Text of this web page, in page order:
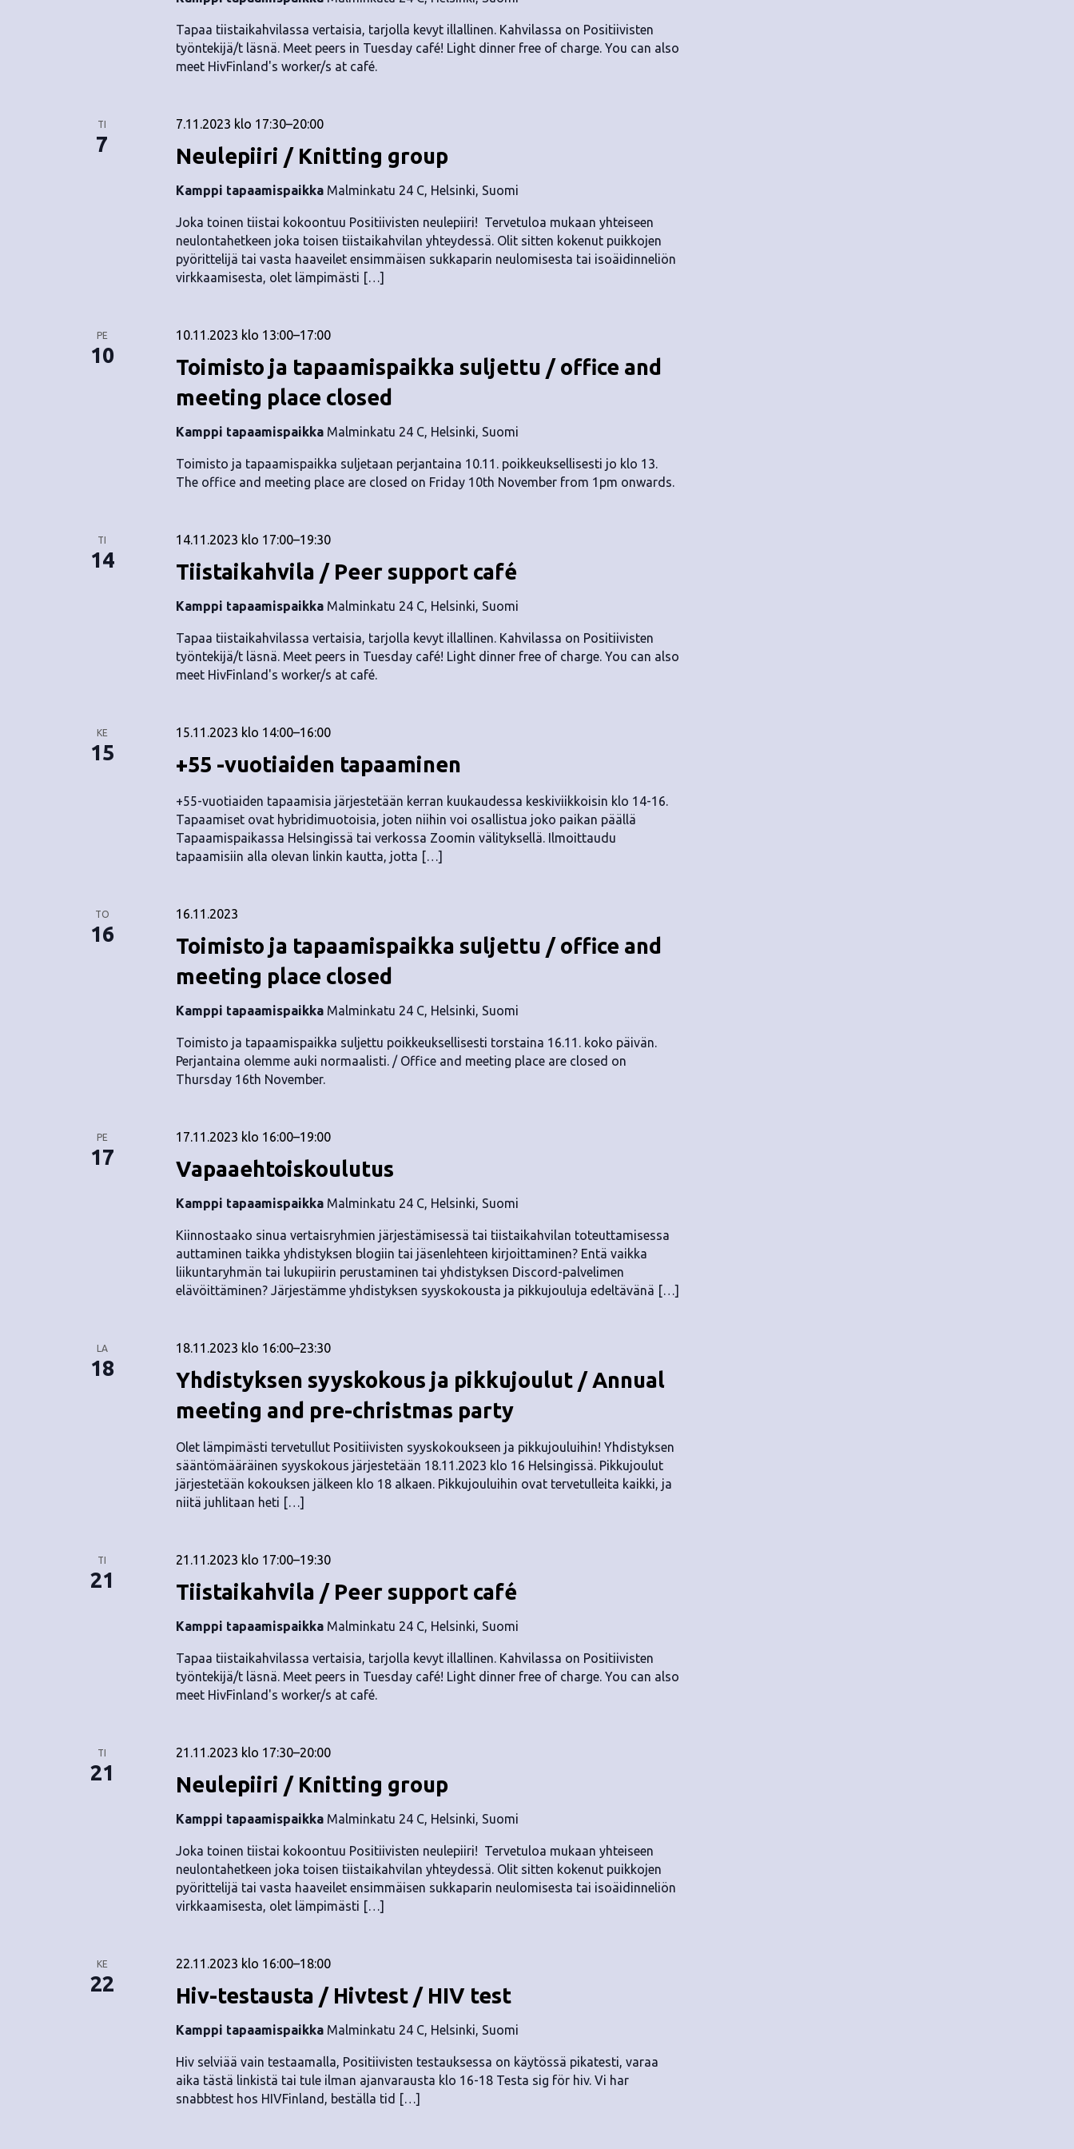
Tapaa tiistaikahvilassa vertaisia, tarjolla kevyt illallinen. Kahvilassa on Positiivisten
työntekijä/t läsnä. Meet peers in Tuesday café! Light dinner free of charge. You can also
meet HivFinland's worker/s at café.
TI
7 Neulepiiri / Knitting group
7.11.2023 klo 17:30–20:00
Kamppi tapaamispaikka Malminkatu 24 C, Helsinki, Suomi
Joka toinen tiistai kokoontuu Positiivisten neulepiiri! Tervetuloa mukaan yhteiseen
neulontahetkeen joka toisen tiistaikahvilan yhteydessä. Olit sitten kokenut puikkojen
pyörittelijä tai vasta haaveilet ensimmäisen sukkaparin neulomisesta tai isoäidinneliön
virkkaamisesta, olet lämpimästi […]
PE
10
Toimisto ja tapaamispaikka suljettu / office and
meeting place closed
10.11.2023 klo 13:00–17:00
Kamppi tapaamispaikka Malminkatu 24 C, Helsinki, Suomi
Toimisto ja tapaamispaikka suljetaan perjantaina 10.11. poikkeuksellisesti jo klo 13.
The office and meeting place are closed on Friday 10th November from 1pm onwards.
TI
14 Tiistaikahvila / Peer support café
14.11.2023 klo 17:00–19:30
Kamppi tapaamispaikka Malminkatu 24 C, Helsinki, Suomi
Tapaa tiistaikahvilassa vertaisia, tarjolla kevyt illallinen. Kahvilassa on Positiivisten
työntekijä/t läsnä. Meet peers in Tuesday café! Light dinner free of charge. You can also
meet HivFinland's worker/s at café.
KE
15 +55 -vuotiaiden tapaaminen
15.11.2023 klo 14:00–16:00
+55-vuotiaiden tapaamisia järjestetään kerran kuukaudessa keskiviikkoisin klo 14-16.
Tapaamiset ovat hybridimuotoisia, joten niihin voi osallistua joko paikan päällä
Tapaamispaikassa Helsingissä tai verkossa Zoomin välityksellä. Ilmoittaudu
tapaamisiin alla olevan linkin kautta, jotta […]
TO
16
Toimisto ja tapaamispaikka suljettu / office and
meeting place closed
16.11.2023
Kamppi tapaamispaikka Malminkatu 24 C, Helsinki, Suomi
Toimisto ja tapaamispaikka suljettu poikkeuksellisesti torstaina 16.11. koko päivän.
Perjantaina olemme auki normaalisti. / Office and meeting place are closed on
Thursday 16th November.
PE
17 Vapaaehtoiskoulutus
17.11.2023 klo 16:00–19:00
Kamppi tapaamispaikka Malminkatu 24 C, Helsinki, Suomi
Kiinnostaako sinua vertaisryhmien järjestämisessä tai tiistaikahvilan toteuttamisessa
auttaminen taikka yhdistyksen blogiin tai jäsenlehteen kirjoittaminen? Entä vaikka
liikuntaryhmän tai lukupiirin perustaminen tai yhdistyksen Discord-palvelimen
elävöittäminen? Järjestämme yhdistyksen syyskokousta ja pikkujouluja edeltävänä […]
LA
18
Yhdistyksen syyskokous ja pikkujoulut / Annual
meeting and pre-christmas party
18.11.2023 klo 16:00–23:30
Olet lämpimästi tervetullut Positiivisten syyskokoukseen ja pikkujouluihin! Yhdistyksen
sääntömääräinen syyskokous järjestetään 18.11.2023 klo 16 Helsingissä. Pikkujoulut
järjestetään kokouksen jälkeen klo 18 alkaen. Pikkujouluihin ovat tervetulleita kaikki, ja
niitä juhlitaan heti […]
TI
21 Tiistaikahvila / Peer support café
21.11.2023 klo 17:00–19:30
Kamppi tapaamispaikka Malminkatu 24 C, Helsinki, Suomi
Tapaa tiistaikahvilassa vertaisia, tarjolla kevyt illallinen. Kahvilassa on Positiivisten
työntekijä/t läsnä. Meet peers in Tuesday café! Light dinner free of charge. You can also
meet HivFinland's worker/s at café.
TI
21 Neulepiiri / Knitting group
21.11.2023 klo 17:30–20:00
Kamppi tapaamispaikka Malminkatu 24 C, Helsinki, Suomi
Joka toinen tiistai kokoontuu Positiivisten neulepiiri! Tervetuloa mukaan yhteiseen
neulontahetkeen joka toisen tiistaikahvilan yhteydessä. Olit sitten kokenut puikkojen
pyörittelijä tai vasta haaveilet ensimmäisen sukkaparin neulomisesta tai isoäidinneliön
virkkaamisesta, olet lämpimästi […]
KE
22 Hiv-testausta / Hivtest / HIV test
22.11.2023 klo 16:00–18:00
Kamppi tapaamispaikka Malminkatu 24 C, Helsinki, Suomi
Hiv selviää vain testaamalla, Positiivisten testauksessa on käytössä pikatesti, varaa
aika tästä linkistä tai tule ilman ajanvarausta klo 16-18 Testa sig för hiv. Vi har
snabbtest hos HIVFinland, beställa tid […]